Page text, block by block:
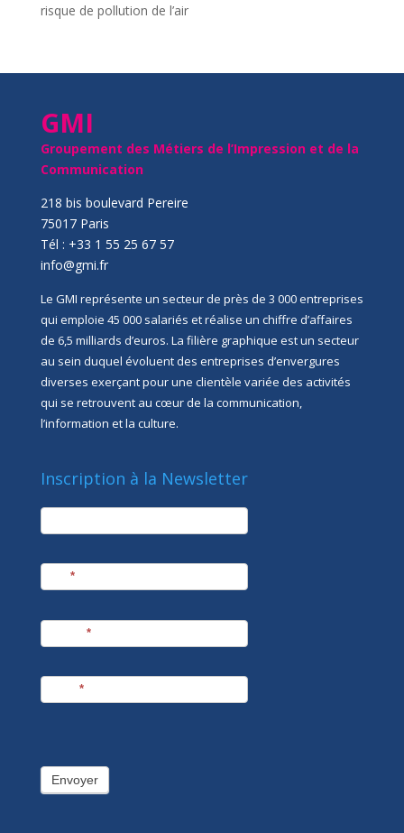
risque de pollution de l’air
GMI
Groupement des Métiers de l’Impression et de la
Communication
218 bis boulevard Pereire
75017 Paris
Tél : +33 1 55 25 67 57
info@gmi.fr
Le GMI représente un secteur de près de 3 000 entreprises
qui emploie 45 000 salariés et réalise un chiffre d’affaires
de 6,5 milliards d’euros. La filière graphique est un secteur
au sein duquel évoluent des entreprises d’envergures
diverses exerçant pour une clientèle variée des activités
qui se retrouvent au cœur de la communication,
l’information et la culture.
Inscription à la Newsletter
newsletter
*
*
*
Envoyer